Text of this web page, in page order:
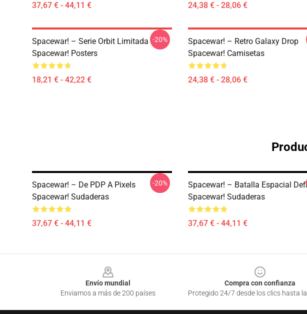
37,67 € - 44,11 € 24,38 € - 28,06 €
Spacewar! – Serie Orbit Limitada
Spacewar! Posters
18,21 € - 42,22 €
-20%
Spacewar! – Retro Galaxy Drop
Spacewar! Camisetas
24,38 € - 28,06 €
Spacewar! – De PDP A Pixels
Spacewar! Sudaderas
37,67 € - 44,11 €
-20%
Spacewar! – Batalla Espacial
Spacewar! Sudaderas
37,67 € - 44,11 €
Envío mundial
Enviamos a más de 200 países
Compra con confianza
Protegido 24/7 desde los clics hasta